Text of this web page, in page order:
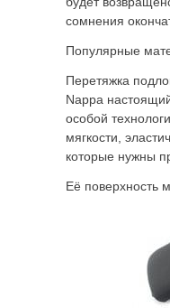
сомнения
Популярные
Перетяжка
Nappa
особой
мягкости,
которые нужны
Её поверхность